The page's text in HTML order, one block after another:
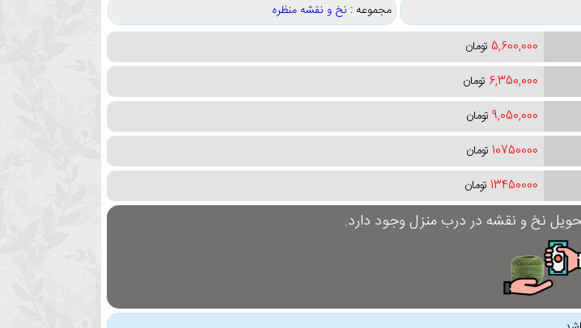
مجموعه : نخ و نقشه منظره
5,600,000 تومان
6,350,000 تومان
9,050,000 تومان
10750000 تومان
13450000 تومان
نخ و نقشه در درب منزل وجود دارد.